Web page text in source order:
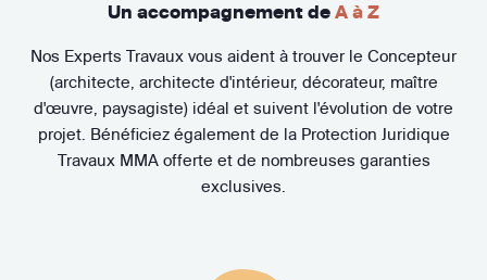
Un accompagnement de A à Z
Nos Experts Travaux vous aident à trouver le Concepteur
(architecte, architecte d'intérieur, décorateur, maître
d'œuvre, paysagiste) idéal et suivent l'évolution de votre
projet. Bénéficiez également de la Protection Juridique
Travaux MMA offerte et de nombreuses garanties
exclusives.